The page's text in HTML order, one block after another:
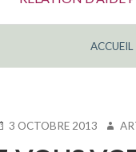
ACCUEIL
3 OCTOBRE 2013